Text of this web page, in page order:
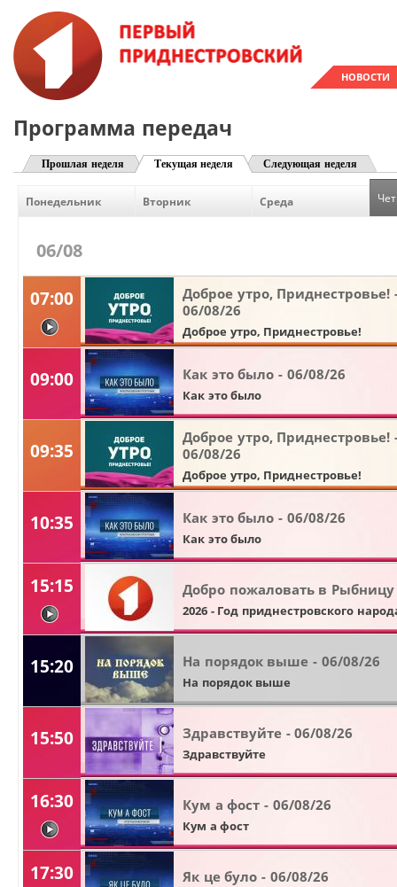
НОВОСТИ
Программа передач
Прошлая неделя Текущая неделя Следующая неделя
Понедельник Вторник Среда
06/08
07:00
видео
Доброе утро, Приднестровье!
06/08/26
Доброе утро, Приднестровье!
09:00 Как это было - 06/08/26
Как это было
09:35
Доброе утро, Приднестровье!
06/08/26
Доброе утро, Приднестровье!
10:35 Как это было - 06/08/26
Как это было
15:15
видео
Добро пожаловать в Рыбницу
2026 - Год приднестровского
15:20 На порядок выше - 06/08/26
На порядок выше
15:50 Здравствуйте - 06/08/26
Здравствуйте
16:30
видео
Кум а фост - 06/08/26
Кум а фост
17:30 Як це було - 06/08/26